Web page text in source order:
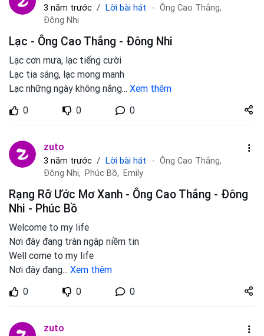
3 năm trước Lời bài hát
Ông Cao Thắng,
Đông Nhi
Lạc - Ông Cao Thắng - Đông Nhi
Lạc cơn mưa, lạc tiếng cười
Lạc tia sáng, lạc mong manh
Lạc những ngày không nắng... Xem thêm
0
0 0
Share
zuto.vn
zuto
3 năm trước Lời bài hát
Ông Cao Thắng,
Đông Nhi, Phúc Bồ, Emily
Rạng Rỡ Ước Mơ Xanh - Ông Cao Thắng - Đông
Nhi - Phúc Bồ
Welcome to my life
Nơi đây đang tràn ngập niềm tin
Well come to my life
Nơi đây đang... Xem thêm
0
0 0
Share
zuto.vn
zuto